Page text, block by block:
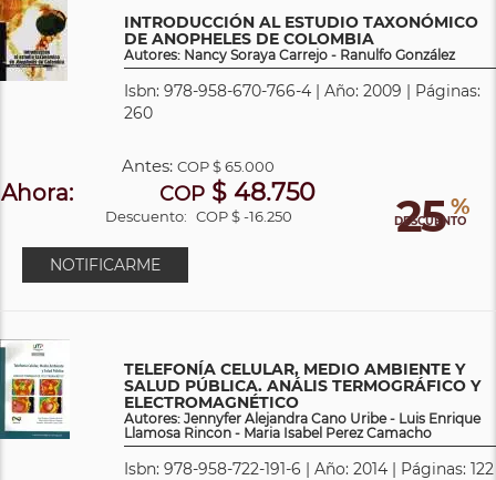
INTRODUCCIÓN AL ESTUDIO TAXONÓMICO
DE ANOPHELES DE COLOMBIA
Autores: Nancy Soraya Carrejo - Ranulfo González
Isbn: 978-958-670-766-4 | Año: 2009 | Páginas:
260
25 %
DESCUENTO
Antes:COP$ 65.000
Ahora: COP$ 48.750
Descuento: COP $ -16.250
NOTIFICARME
TELEFONÍA CELULAR, MEDIO AMBIENTE Y
SALUD PÚBLICA. ANÁLIS TERMOGRÁFICO Y
ELECTROMAGNÉTICO
Autores: Jennyfer Alejandra Cano Uribe - Luis Enrique
Llamosa Rincon - Maria Isabel Perez Camacho
Isbn: 978-958-722-191-6 | Año: 2014 | Páginas: 122